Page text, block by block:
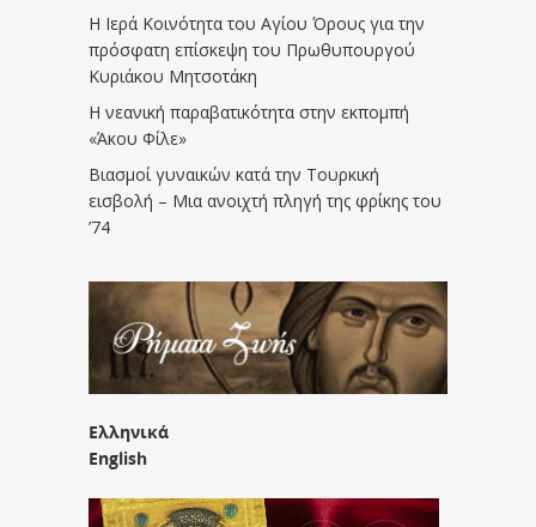
Η Ιερά Κοινότητα του Αγίου Όρους για την
πρόσφατη επίσκεψη του Πρωθυπουργού
Κυριάκου Μητσοτάκη
Η νεανική παραβατικότητα στην εκπομπή
«Άκου Φίλε»
Βιασμοί γυναικών κατά την Τουρκική
εισβολή – Μια ανοιχτή πληγή της φρίκης του
’74
Ελληνικά
English